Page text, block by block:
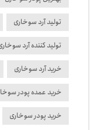
تولید آرد سوخاری
تولید کننده آرد
خرید آرد سوخاری
خرید عمده پودر
خرید پودر سوخاری